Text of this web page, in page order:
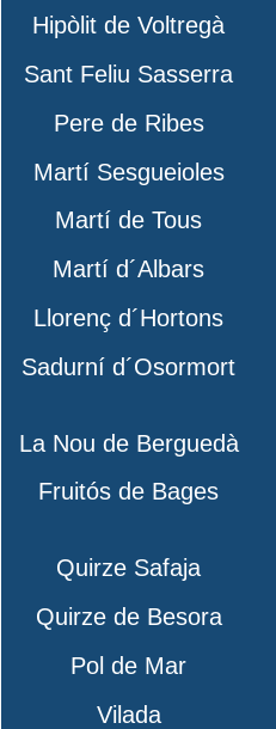
Hipòlit de Voltregà
Sant Feliu Sasserra
Pere de Ribes
Martí Sesgueioles
Martí de Tous
Martí d´Albars
Llorenç d´Hortons
Sadurní d´Osormort
La Nou de Berguedà
Fruitós de Bages
Quirze Safaja
Quirze de Besora
Pol de Mar
Vilada